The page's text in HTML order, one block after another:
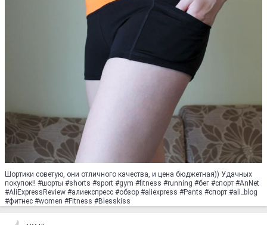
Шортики советую, они отличного качества, и цена бюджетная)) Удачных
покупок!! #шорты #shorts #sport #gym #fitness #running #бег #спорт #AnNet
#АliExpressReview #алиекспресс #обзор #aliexpress #Pants #спорт #ali_blog
#фитнес #women #Fitness #Blesskiss